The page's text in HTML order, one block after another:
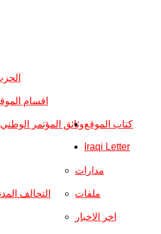
وثائق المؤتمر
اقسام
التحالف
مدارات
ملفات
اخر الاخبار
كتاب الموقع
Iraqi Letter